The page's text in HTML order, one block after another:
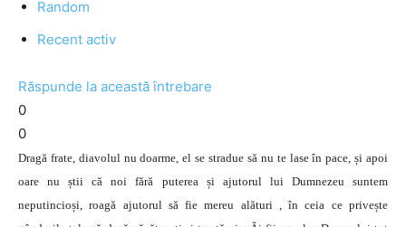
Random
Recent activ
Răspunde la această întrebare
0
0
Dragă frate, diavolul nu doarme, el se stradue să nu te lase în pace, și apoi
oare nu știi că noi fără puterea și ajutorul lui Dumnezeu suntem
neputincioși, roagă ajutorul să fie mereu alături , în ceia ce privește